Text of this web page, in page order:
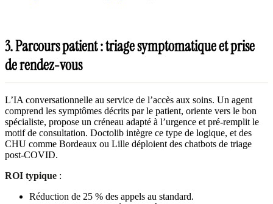
3. Parcours patient : triage symptomatique et prise
de rendez-vous
L’IA conversationnelle au service de l’accès aux soins. Un agent
comprend les symptômes décrits par le patient, oriente vers le bon
spécialiste, propose un créneau adapté à l’urgence et pré-remplit le
motif de consultation. Doctolib intègre ce type de logique, et des
CHU comme Bordeaux ou Lille déploient des chatbots de triage
post-COVID.
ROI typique :
Réduction de 25 % des appels au standard.